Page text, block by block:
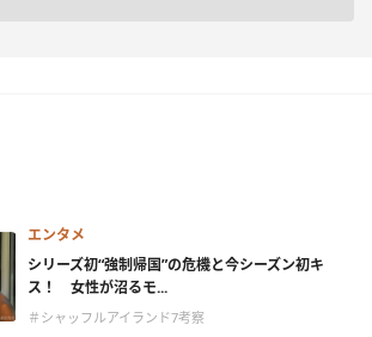
エンタメ
シリーズ初“強制帰国”の危機と今シーズン初キ
ス！ 女性が沼るモ...
＃シャッフルアイランド7考察